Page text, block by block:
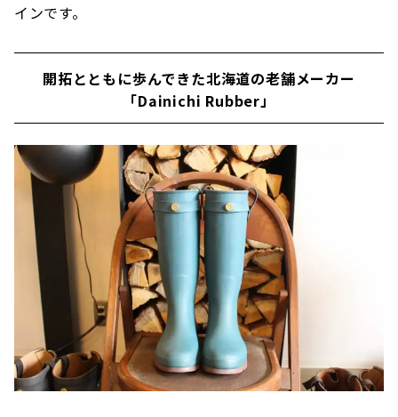
インです。
開拓とともに歩んできた北海道の老舗メーカー
「Dainichi Rubber」